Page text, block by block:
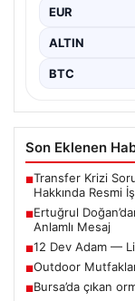
söylentileriyle
EUR
ALTIN
BTC
Son Eklenen
■Transfer Krizi
Hakkında Resmi
■Ertuğrul
Anlamlı Mesaj
■12 Dev Adam —
■Outdoor
■Bursa’da çıkan